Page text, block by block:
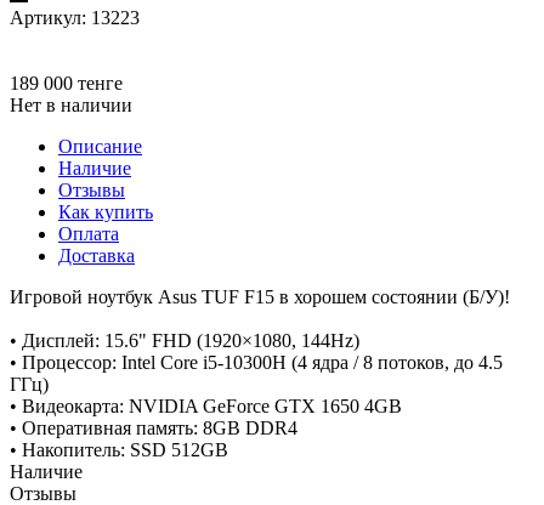
Артикул: 13223
189 000 тенге
Нет в наличии
Описание
Наличие
Отзывы
Как купить
Оплата
Доставка
Игровой ноутбук Asus TUF F15 в хорошем состоянии (Б/У)!
• Дисплей: 15.6" FHD (1920×1080, 144Hz)
• Процессор: Intel Core i5-10300H (4 ядра / 8 потоков, до 4.5
ГГц)
• Видеокарта: NVIDIA GeForce GTX 1650 4GB
• Оперативная память: 8GB DDR4
• Накопитель: SSD 512GB
Наличие
Отзывы